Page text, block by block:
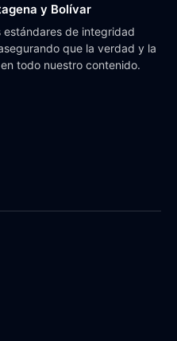
y Bolívar
estándares de integridad
que la verdad y la
todo nuestro contenido.